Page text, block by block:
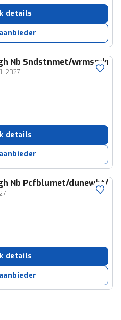
details
Nb Sndstnmet/
2027
details
Nb Pcfblumet/dunewht/
details